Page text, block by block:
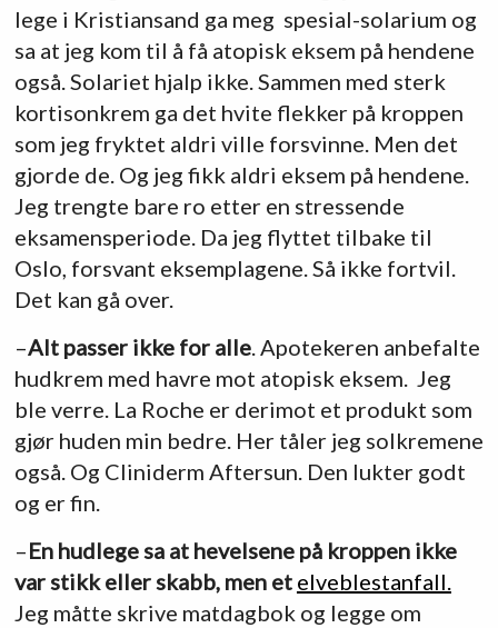
lege i Kristiansand ga meg spesial-solarium og
sa at jeg kom til å få atopisk eksem på hendene
også. Solariet hjalp ikke. Sammen med sterk
kortisonkrem ga det hvite flekker på kroppen
som jeg fryktet aldri ville forsvinne. Men det
gjorde de. Og jeg fikk aldri eksem på hendene.
Jeg trengte bare ro etter en stressende
eksamensperiode. Da jeg flyttet tilbake til
Oslo, forsvant eksemplagene. Så ikke fortvil.
Det kan gå over.
–Alt passer ikke for alle. Apotekeren anbefalte
hudkrem med havre mot atopisk eksem. Jeg
ble verre. La Roche er derimot et produkt som
gjør huden min bedre. Her tåler jeg solkremene
også. Og Cliniderm Aftersun. Den lukter godt
og er fin.
–En hudlege sa at hevelsene på kroppen ikke
var stikk eller skabb, men et elveblestanfall.
Jeg måtte skrive matdagbok og legge om